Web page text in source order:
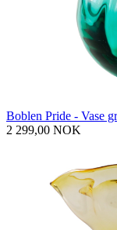
Boblen Pride - Vase
2 299,00 NOK